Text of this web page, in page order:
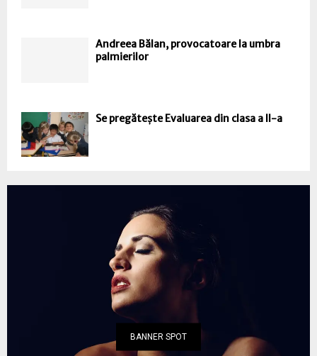
Andreea Bălan, provocatoare la umbra
palmierilor
Se pregătește Evaluarea din clasa a II-a
BANNER SPOT